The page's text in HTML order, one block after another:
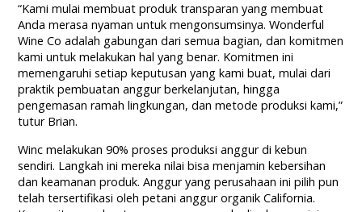
“Kami mulai membuat produk transparan yang membuat
Anda merasa nyaman untuk mengonsumsinya. Wonderful
Wine Co adalah gabungan dari semua bagian, dan komitmen
kami untuk melakukan hal yang benar. Komitmen ini
memengaruhi setiap keputusan yang kami buat, mulai dari
praktik pembuatan anggur berkelanjutan, hingga
pengemasan ramah lingkungan, dan metode produksi kami,”
tutur Brian.
Winc melakukan 90% proses produksi anggur di kebun
sendiri. Langkah ini mereka nilai bisa menjamin kebersihan
dan keamanan produk. Anggur yang perusahaan ini pilih pun
telah tersertifikasi oleh petani anggur organik California.